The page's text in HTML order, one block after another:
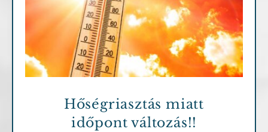
Fontosabb információk Hírek, események
Hőségriasztás miatt
időpont változás!!